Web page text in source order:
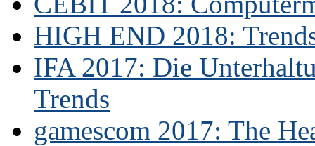
HIGH END 2018:
IFA 2017: Die
Trends
gamescom 2017: The